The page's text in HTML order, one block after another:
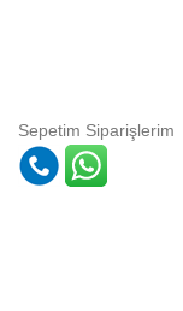
Sepetim Siparişlerim